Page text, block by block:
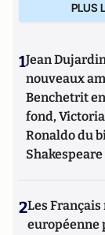
PLUS
1Jean
nouveaux
Benchetrit
fond,
Ronaldo du
2Les
européenne